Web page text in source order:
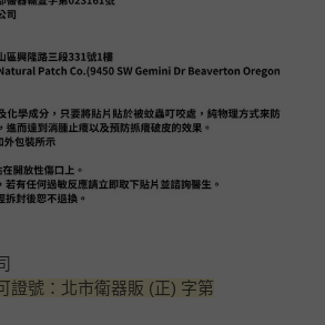
證號：北市衛器販 (正) 字第